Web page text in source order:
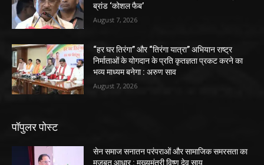
ब्रांड ‘कोशल फैब’
August 7, 2026
“हर घर तिरंगा” और “तिरंगा यात्रा” अभियान राष्ट्र
निर्माताओं के योगदान के प्रति कृतज्ञता प्रकट करने का
भव्य माध्यम बनेगा : अरुण साव
August 7, 2026
पॉपुलर पोस्ट
सेन समाज सनातन परंपराओं और सामाजिक समरसता का
मजबूत आधार : मुख्यमंत्री विष्णु देव साय